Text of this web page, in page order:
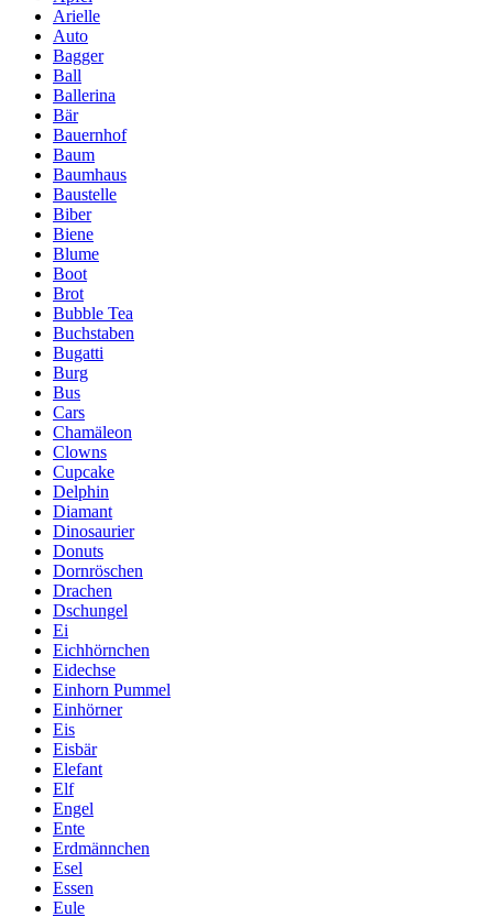
Arielle
Auto
Bagger
Ball
Ballerina
Bär
Bauernhof
Baum
Baumhaus
Baustelle
Biber
Biene
Blume
Boot
Brot
Bubble Tea
Buchstaben
Bugatti
Burg
Bus
Cars
Chamäleon
Clowns
Cupcake
Delphin
Diamant
Dinosaurier
Donuts
Dornröschen
Drachen
Dschungel
Ei
Eichhörnchen
Eidechse
Einhorn Pummel
Einhörner
Eis
Eisbär
Elefant
Elf
Engel
Ente
Erdmännchen
Esel
Essen
Eule